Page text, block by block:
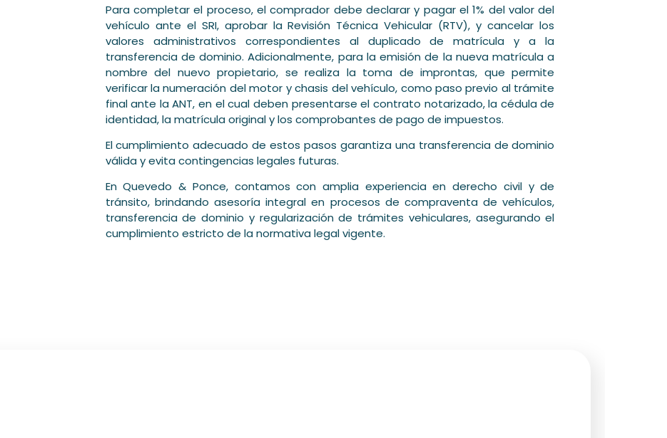
Para completar el proceso, el comprador debe declarar y pagar el 1% del valor del
vehículo ante el SRI, aprobar la Revisión Técnica Vehicular (RTV), y cancelar los
valores administrativos correspondientes al duplicado de matrícula y a la
transferencia de dominio. Adicionalmente, para la emisión de la nueva matrícula a
nombre del nuevo propietario, se realiza la toma de improntas, que permite
verificar la numeración del motor y chasis del vehículo, como paso previo al trámite
final ante la ANT, en el cual deben presentarse el contrato notarizado, la cédula de
identidad, la matrícula original y los comprobantes de pago de impuestos.
El cumplimiento adecuado de estos pasos garantiza una transferencia de dominio
válida y evita contingencias legales futuras.
En Quevedo & Ponce, contamos con amplia experiencia en derecho civil y de
tránsito, brindando asesoría integral en procesos de compraventa de vehículos,
transferencia de dominio y regularización de trámites vehiculares, asegurando el
cumplimiento estricto de la normativa legal vigente.